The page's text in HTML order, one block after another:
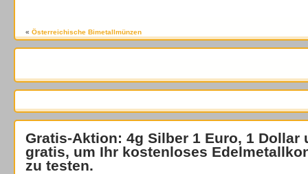
« Österreichische Bimetallmünzen
Gratis-Aktion: 4g Silber 1 Euro, 1 Dollar
gratis, um Ihr kostenloses
zu testen.